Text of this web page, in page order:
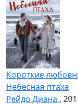
Короткие
Небесная птаха
Рейдо Диана ,